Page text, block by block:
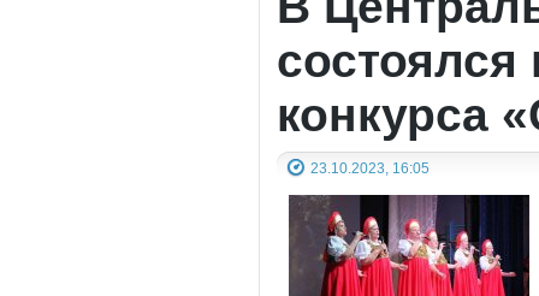
состоялся
конкурса
23.10.2023, 16:05